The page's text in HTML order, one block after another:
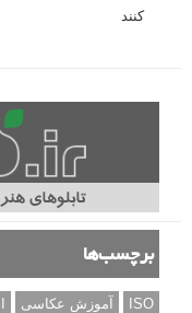
کنند
برچسب‌ها
ISO آموزش عکاسی